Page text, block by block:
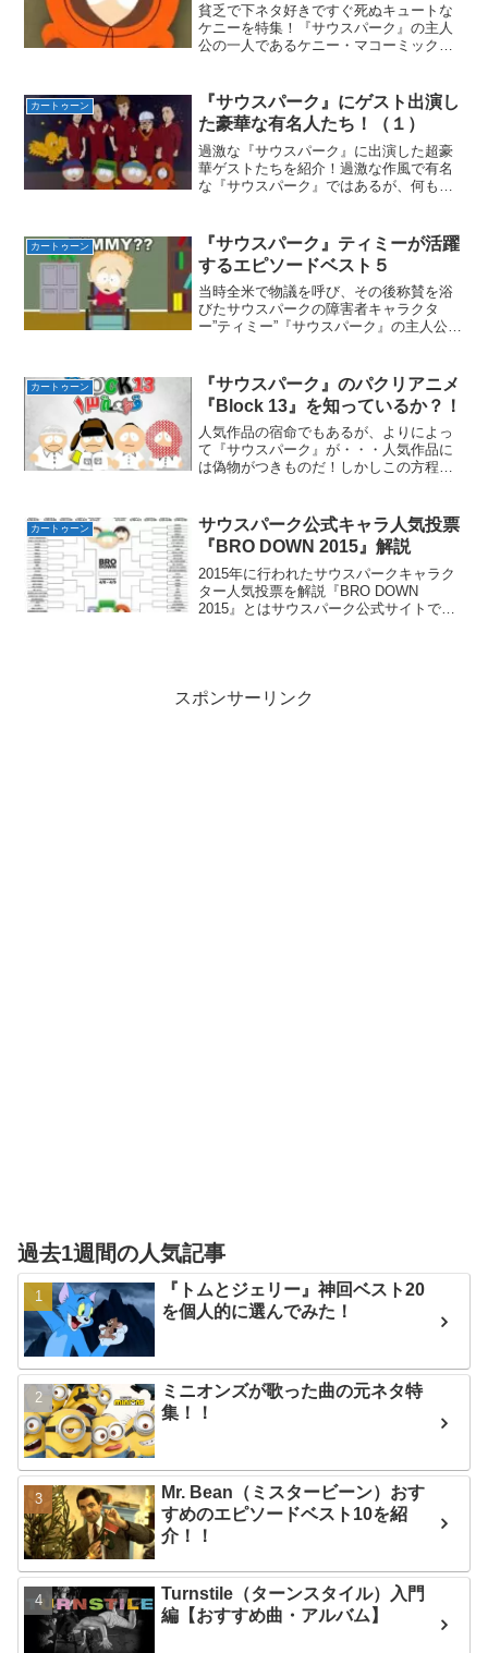
貧乏で下ネタ好きですぐ死ぬキュートな
ケニーを特集！『サウスパーク』の主人
公の一人であるケニー・マコーミック！
ト５を発表！ただしランキングではなく
好きなエピソードを５つピ...
カートゥーン
『サウスパーク』にゲスト出演し
た豪華な有名人たち！（１）
過激な『サウスパーク』に出演した超豪
華ゲストたちを紹介！過激な作風で有名
な『サウスパーク』ではあるが、何も出
って尊敬している作品や人間だってもち
ろんいる。今回は『サウス...
カートゥーン
『サウスパーク』ティミーが活躍
するエピソードベスト５
当時全米で物議を呼び、その後称賛を浴
びたサウスパークの障害者キャラクタ
ー”ティミー”『サウスパーク』の主人公た
多くのエピソードの中から、僕の独断と
偏見でベスト５を発表！...
カートゥーン
『サウスパーク』のパクリアニメ
『Block 13』を知っているか？！
人気作品の宿命でもあるが、よりによっ
て『サウスパーク』が・・・人気作品に
は偽物がつきものだ！しかしこの方程式
ら！ブラックジョークは扱いを間違える
と大変な目に合う。またある...
カートゥーン
サウスパーク公式キャラ人気投票
『BRO DOWN 2015』解説
2015年に行われたサウスパークキャラク
ター人気投票を解説『BRO DOWN
2015』とはサウスパーク公式サイトで行
スポンサーリンク
過去1週間の人気記事
『トムとジェリー』神回ベスト20
を個人的に選んでみた！
ミニオンズが歌った曲の元ネタ特
集！！
Mr. Bean（ミスタービーン）おす
すめのエピソードベスト10を紹
介！！
Turnstile（ターンスタイル）入門
編【おすすめ曲・アルバム】